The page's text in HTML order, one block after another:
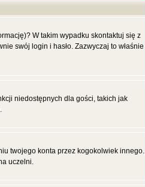
W takim wypadku skontaktuj się z
swój login i hasło. Zazwyczaj to właśnie
niedostępnych dla gości, takich jak
twojego konta przez kogokolwiek innego.
uczelni.